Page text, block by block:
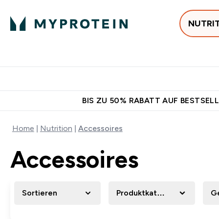
BIS ZU 50% RABATT AUF
Home Nutrition Accessoires
Accessoires
Sortieren Produktkategorie